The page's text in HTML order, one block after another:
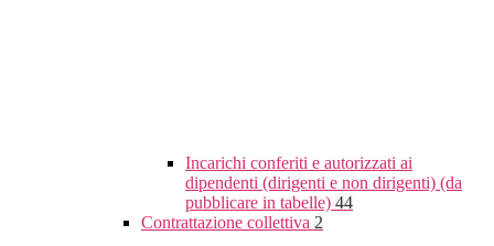
Incarichi conferiti e autorizzati ai
dipendenti (dirigenti e non dirigenti) (da
pubblicare in tabelle) 44
Contrattazione collettiva 2